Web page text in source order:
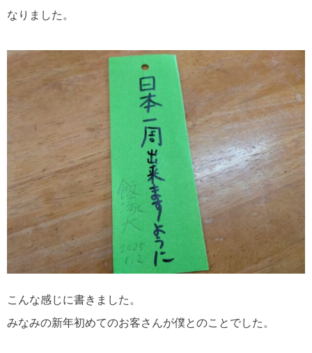
なりました。
こんな感じに書きました。
みなみの新年初めてのお客さんが僕とのことでした。